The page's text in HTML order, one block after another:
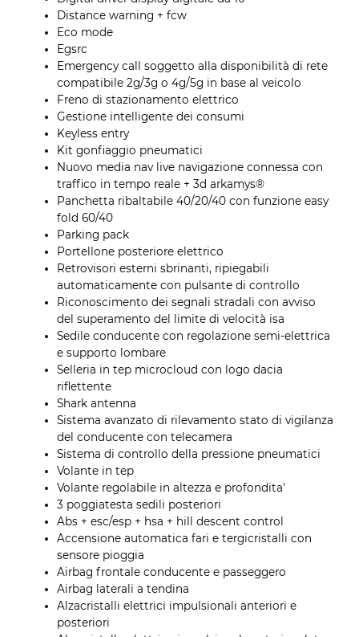
Distance warning + fcw
Eco mode
Egsrc
Emergency call soggetto alla disponibilità di rete
compatibile 2g/3g o 4g/5g in base al veicolo
Freno di stazionamento elettrico
Gestione intelligente dei consumi
Keyless entry
Kit gonfiaggio pneumatici
Nuovo media nav live navigazione connessa con
traffico in tempo reale + 3d arkamys®
Panchetta ribaltabile 40/20/40 con funzione easy
fold 60/40
Parking pack
Portellone posteriore elettrico
Retrovisori esterni sbrinanti, ripiegabili
automaticamente con pulsante di controllo
Riconoscimento dei segnali stradali con avviso
del superamento del limite di velocità isa
Sedile conducente con regolazione semi-elettrica
e supporto lombare
Selleria in tep microcloud con logo dacia
riflettente
Shark antenna
Sistema avanzato di rilevamento stato di vigilanza
del conducente con telecamera
Sistema di controllo della pressione pneumatici
Volante in tep
Volante regolabile in altezza e profondita'
3 poggiatesta sedili posteriori
Abs + esc/esp + hsa + hill descent control
Accensione automatica fari e tergicristalli con
sensore pioggia
Airbag frontale conducente e passeggero
Airbag laterali a tendina
Alzacristalli elettrici impulsionali anteriori e
posteriori